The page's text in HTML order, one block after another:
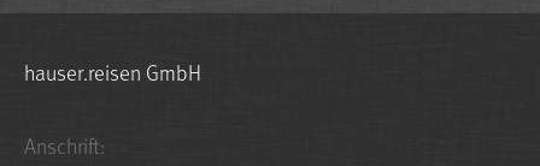
hauser.reisen GmbH
Anschrift: